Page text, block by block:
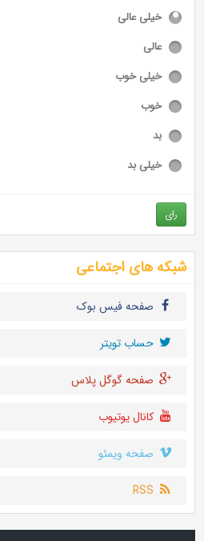
خیلی عالی
عالی
خیلی خوب
خوب
بد
خیلی بد
رای
شبکه های اجتماعی
صفحه فیس بوک
حساب تويتر
صفحه گوگل پلاس
کانال یوتیوب
صفحه ویمئو
RSS